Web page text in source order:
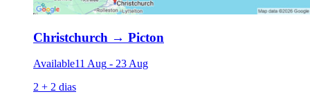
Christchurch → Picton
Available11 Aug - 23 Aug
2 + 2 dias